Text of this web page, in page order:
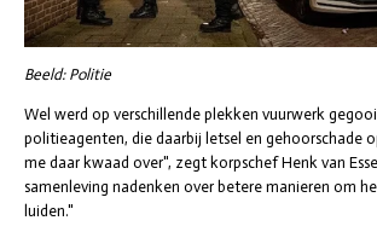
Beeld: Politie
Wel werd op verschillende plekken vuurwerk
politieagenten, die daarbij letsel en gehoorschade
me daar kwaad over", zegt korpschef Henk van
samenleving nadenken over betere manieren om
luiden."